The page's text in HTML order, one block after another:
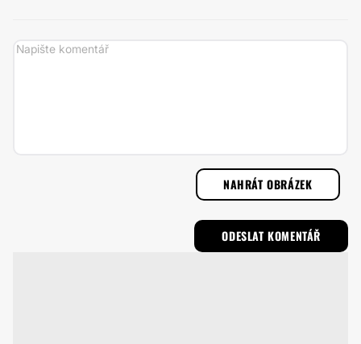
NAHRÁT OBRÁZEK